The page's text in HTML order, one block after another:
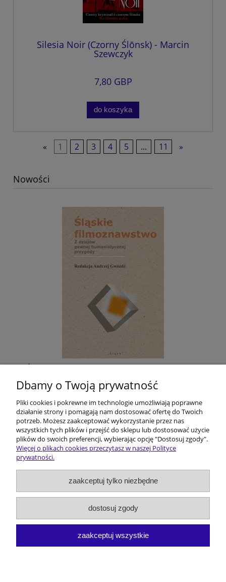
Silesia Noir (Czorny Ślōnsk) - Marcin
Szewczyk
7,80 GBP
do koszyka
« 1 2 3 4 5 ... 11 »
Nowości
Śląskie filmoznawstwo. Z dziejów pewnej
humanistycznej przygody
8,00 GBP
do koszyka
Pomoc
Dostawa i koszty
Moje konto
Dbamy o Twoją prywatność
Pliki cookies i pokrewne im technologie umożliwiają poprawne
działanie strony i pomagają nam dostosować ofertę do Twoich
potrzeb. Możesz zaakceptować wykorzystanie przez nas
wszystkich tych plików i przejść do sklepu lub dostosować użycie
plików do swoich preferencji, wybierając opcję "Dostosuj zgody".
Więcej o plikach cookies przeczytasz w naszej Polityce
prywatności.
zaakceptuj tylko niezbędne
dostosuj zgody
zaakceptuj wszystkie